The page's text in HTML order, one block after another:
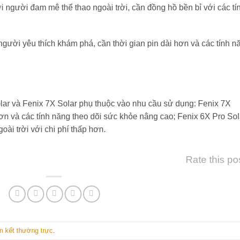
người đam mê thể thao ngoài trời, cần đồng hồ bền bỉ với các
yêu thích khám phá, cần thời gian pin dài hơn và các tính
và Fenix 7X Solar phụ thuộc vào nhu cầu sử dụng: Fenix 7X
và các tính năng theo dõi sức khỏe nâng cao; Fenix 6X Pro
trời với chi phí thấp hơn.
Rate this
kết thường trực